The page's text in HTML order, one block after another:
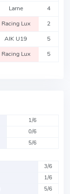
Larne 4
Racing Lux 2
AIK U19 5
Racing Lux 5
1/6
0/6
5/6
3/6
1/6
5/6